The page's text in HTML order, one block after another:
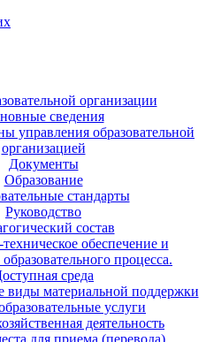
организации
сведения
управления образовательной
организацией
Документы
Образование
стандарты
Руководство
состав
обеспечение и
процесса.
среда
материальной поддержки
услуги
деятельность
для приема (перевода)